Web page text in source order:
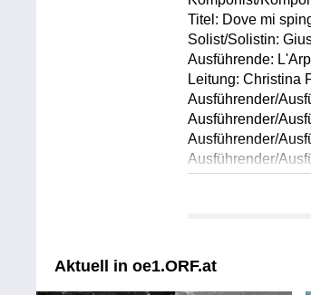
Titel: Dove mi
Solist/Solistin:
Ausführende:
Leitung: Christina
Ausführender/
Ausführender/
Ausführender/
Ausführender/
Ausführender/
Ausführender/
Ausführender/
Aktuell in oe1.ORF.at